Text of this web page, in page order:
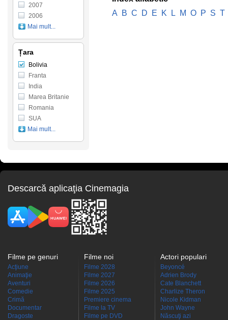
A
B C D E K L M O P S T
2007
2006
Mai mult...
Țara
Bolivia
Franta
India
Marea Britanie
Romania
SUA
Mai mult...
Descarcă aplicaţia Cinemagia
Filme pe genuri
Acţiune
Animaţie
Aventuri
Comedie
Crimă
Documentar
Dragoste
Filme noi
Filme 2028
Filme 2027
Filme 2026
Filme 2025
Premiere cinema
Filme la TV
Filme pe DVD
Actori populari
Beyoncé
Adrien Brody
Cate Blanchett
Charlize Theron
Nicole Kidman
John Wayne
Născuţi azi